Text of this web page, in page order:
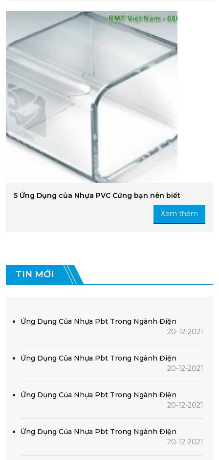
5 Ứng Dụng của Nhựa PVC Cứng bạn nên biết
Xem thêm
TIN MỚI
Ứng Dụng Của Nhựa Pbt Trong Ngành Điện
20-12-2021
Ứng Dụng Của Nhựa Pbt Trong Ngành Điện
20-12-2021
Ứng Dụng Của Nhựa Pbt Trong Ngành Điện
20-12-2021
Ứng Dụng Của Nhựa Pbt Trong Ngành Điện
20-12-2021